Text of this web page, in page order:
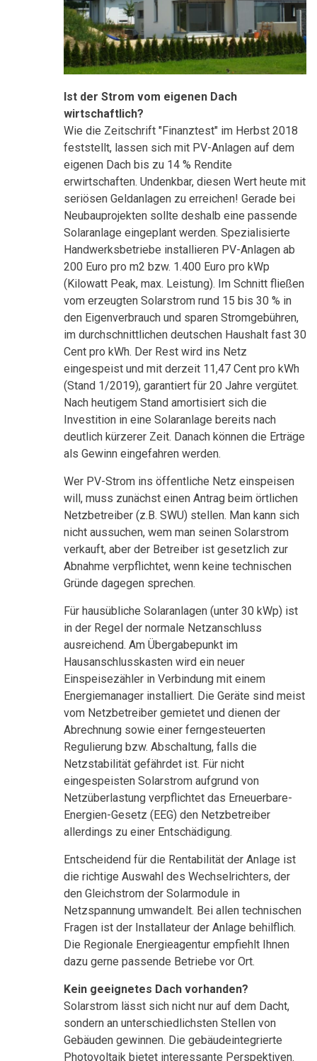
Ist der Strom vom eigenen Dach
wirtschaftlich?
Wie die Zeitschrift "Finanztest" im Herbst 2018
feststellt, lassen sich mit PV-Anlagen auf dem
eigenen Dach bis zu 14 % Rendite
erwirtschaften. Undenkbar, diesen Wert heute mit
seriösen Geldanlagen zu erreichen! Gerade bei
Neubauprojekten sollte deshalb eine passende
Solaranlage eingeplant werden. Spezialisierte
Handwerksbetriebe installieren PV-Anlagen ab
200 Euro pro m2 bzw. 1.400 Euro pro kWp
(Kilowatt Peak, max. Leistung). Im Schnitt fließen
vom erzeugten Solarstrom rund 15 bis 30 % in
den Eigenverbrauch und sparen Stromgebühren,
im durchschnittlichen deutschen Haushalt fast 30
Cent pro kWh. Der Rest wird ins Netz
eingespeist und mit derzeit 11,47 Cent pro kWh
(Stand 1/2019), garantiert für 20 Jahre vergütet.
Nach heutigem Stand amortisiert sich die
Investition in eine Solaranlage bereits nach
deutlich kürzerer Zeit. Danach können die Erträge
als Gewinn eingefahren werden.
Wer PV-Strom ins öffentliche Netz einspeisen
will, muss zunächst einen Antrag beim örtlichen
Netzbetreiber (z.B. SWU) stellen. Man kann sich
nicht aussuchen, wem man seinen Solarstrom
verkauft, aber der Betreiber ist gesetzlich zur
Abnahme verpflichtet, wenn keine technischen
Gründe dagegen sprechen.
Für hausübliche Solaranlagen (unter 30 kWp) ist
in der Regel der normale Netzanschluss
ausreichend. Am Übergabepunkt im
Hausanschlusskasten wird ein neuer
Einspeisezähler in Verbindung mit einem
Energiemanager installiert. Die Geräte sind meist
vom Netzbetreiber gemietet und dienen der
Abrechnung sowie einer ferngesteuerten
Regulierung bzw. Abschaltung, falls die
Netzstabilität gefährdet ist. Für nicht
eingespeisten Solarstrom aufgrund von
Netzüberlastung verpflichtet das Erneuerbare-
Energien-Gesetz (EEG) den Netzbetreiber
allerdings zu einer Entschädigung.
Entscheidend für die Rentabilität der Anlage ist
die richtige Auswahl des Wechselrichters, der
den Gleichstrom der Solarmodule in
Netzspannung umwandelt. Bei allen technischen
Fragen ist der Installateur der Anlage behilflich.
Die Regionale Energieagentur empfiehlt Ihnen
dazu gerne passende Betriebe vor Ort.
Kein geeignetes Dach vorhanden?
Solarstrom lässt sich nicht nur auf dem Dacht,
sondern an unterschiedlichsten Stellen von
Gebäuden gewinnen. Die gebäudeintegrierte
Photovoltaik bietet interessante Perspektiven.